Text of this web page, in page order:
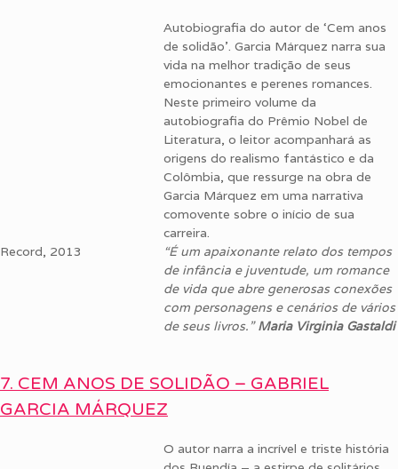
Autobiografia do autor de ‘Cem anos
de solidão’. Garcia Márquez narra sua
vida na melhor tradição de seus
emocionantes e perenes romances.
Neste primeiro volume da
autobiografia do Prêmio Nobel de
Literatura, o leitor acompanhará as
origens do realismo fantástico e da
Colômbia, que ressurge na obra de
Garcia Márquez em uma narrativa
comovente sobre o início de sua
carreira.
Record, 2013
“É um apaixonante relato dos tempos
de infância e juventude, um romance
de vida que abre generosas conexões
com personagens e cenários de vários
de seus livros.”Maria Virginia Gastaldi
7. CEM ANOS DE SOLIDÃO – GABRIEL
GARCIA MÁRQUEZ
O autor narra a incrível e triste história